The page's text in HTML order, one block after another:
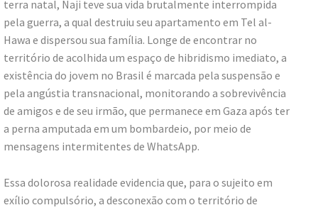
terra natal, Naji teve sua vida brutalmente interrompida
pela guerra, a qual destruiu seu apartamento em Tel al-
Hawa e dispersou sua família. Longe de encontrar no
território de acolhida um espaço de hibridismo imediato, a
existência do jovem no Brasil é marcada pela suspensão e
pela angústia transnacional, monitorando a sobrevivência
de amigos e de seu irmão, que permanece em Gaza após ter
a perna amputada em um bombardeio, por meio de
mensagens intermitentes de WhatsApp.
Essa dolorosa realidade evidencia que, para o sujeito em
exílio compulsório, a desconexão com o território de